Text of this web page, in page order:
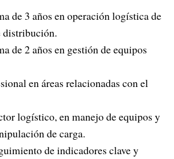
de 3 años en operación logística de
distribución.
de 2 años en gestión de equipos
en áreas relacionadas con el
logístico, en manejo de equipos y
de carga.
de indicadores clave y